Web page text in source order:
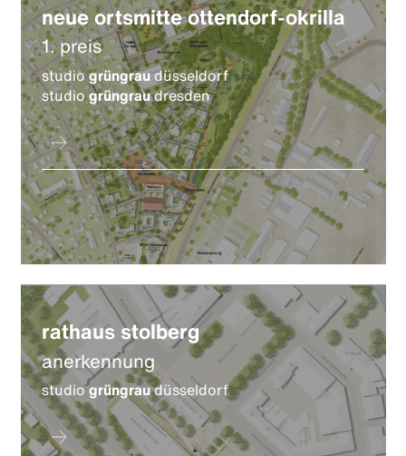
neue ortsmitte ottendorf-okrilla
1. preis
studiogrüngraudüsseldorf
studiogrüngraudresden
rathaus stolberg
anerkennung
studiogrüngraudüsseldorf